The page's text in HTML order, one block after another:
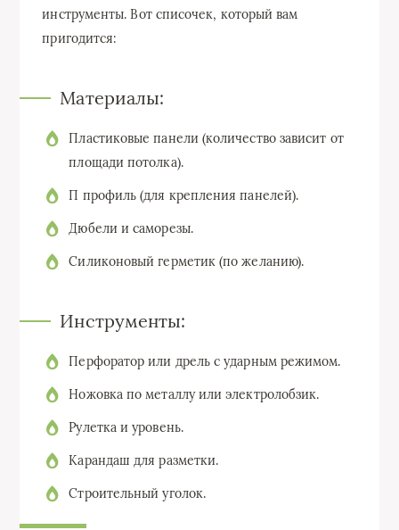
инструменты. Вот списочек, который вам
пригодится:
Материалы:
Пластиковые панели (количество зависит от
площади потолка).
П профиль (для крепления панелей).
Дюбели и саморезы.
Силиконовый герметик (по желанию).
Инструменты:
Перфоратор или дрель с ударным режимом.
Ножовка по металлу или электролобзик.
Рулетка и уровень.
Карандаш для разметки.
Строительный уголок.